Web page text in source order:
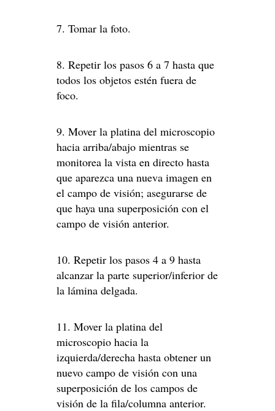
7. Tomar la foto.
8. Repetir los pasos 6 a 7 hasta que
todos los objetos estén fuera de
foco.
9. Mover la platina del microscopio
hacia arriba/abajo mientras se
monitorea la vista en directo hasta
que aparezca una nueva imagen en
el campo de visión; asegurarse de
que haya una superposición con el
campo de visión anterior.
10. Repetir los pasos 4 a 9 hasta
alcanzar la parte superior/inferior de
la lámina delgada.
11. Mover la platina del
microscopio hacia la
izquierda/derecha hasta obtener un
nuevo campo de visión con una
superposición de los campos de
visión de la fila/columna anterior.